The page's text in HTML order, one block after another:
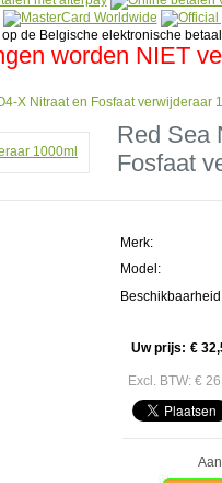
worden NIET
X Nitraat en Fosfaat verwijderaar
Red Sea
Fosfaat
Merk:
Model:
Uw prijs: €
Excl. BTW: €